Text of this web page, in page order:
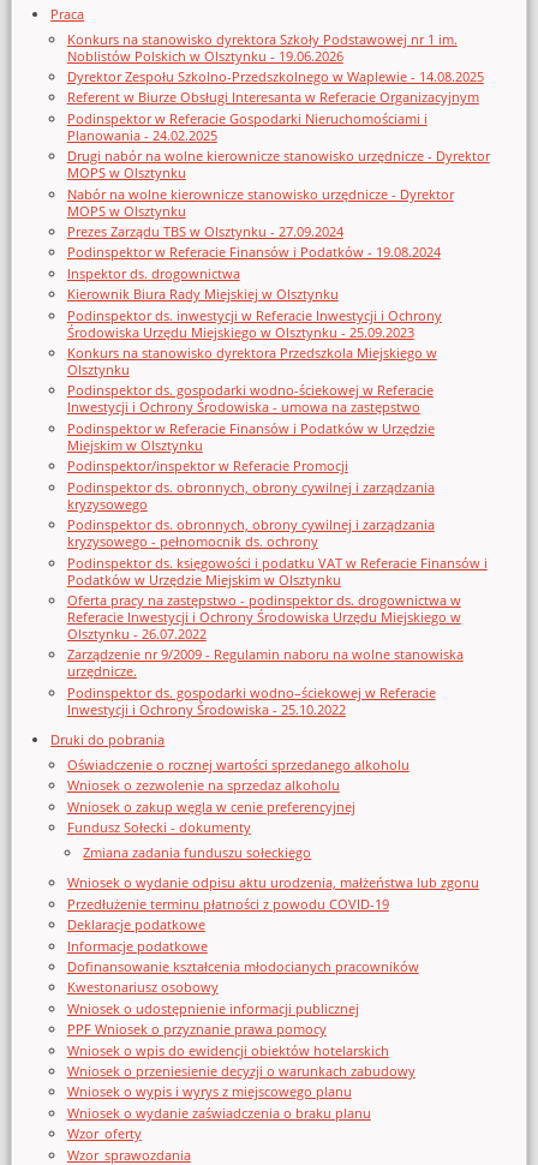
Praca
Konkurs na stanowisko dyrektora Szkoły Podstawowej nr 1 im.
Noblistów Polskich w Olsztynku - 19.06.2026
Dyrektor Zespołu Szkolno-Przedszkolnego w Waplewie - 14.08.2025
Referent w Biurze Obsługi Interesanta w Referacie Organizacyjnym
Podinspektor w Referacie Gospodarki Nieruchomościami i
Planowania - 24.02.2025
Drugi nabór na wolne kierownicze stanowisko urzędnicze - Dyrektor
MOPS w Olsztynku
Nabór na wolne kierownicze stanowisko urzędnicze - Dyrektor
MOPS w Olsztynku
Prezes Zarządu TBS w Olsztynku - 27.09.2024
Podinspektor w Referacie Finansów i Podatków - 19.08.2024
Inspektor ds. drogownictwa
Kierownik Biura Rady Miejskiej w Olsztynku
Podinspektor ds. inwestycji w Referacie Inwestycji i Ochrony
Środowiska Urzędu Miejskiego w Olsztynku - 25.09.2023
Konkurs na stanowisko dyrektora Przedszkola Miejskiego w
Olsztynku
Podinspektor ds. gospodarki wodno-ściekowej w Referacie
Inwestycji i Ochrony Środowiska - umowa na zastępstwo
Podinspektor w Referacie Finansów i Podatków w Urzędzie
Miejskim w Olsztynku
Podinspektor/inspektor w Referacie Promocji
Podinspektor ds. obronnych, obrony cywilnej i zarządzania
kryzysowego
Podinspektor ds. obronnych, obrony cywilnej i zarządzania
kryzysowego - pełnomocnik ds. ochrony
Podinspektor ds. księgowości i podatku VAT w Referacie Finansów i
Podatków w Urzędzie Miejskim w Olsztynku
Oferta pracy na zastępstwo - podinspektor ds. drogownictwa w
Referacie Inwestycji i Ochrony Środowiska Urzędu Miejskiego w
Olsztynku - 26.07.2022
Zarządzenie nr 9/2009 - Regulamin naboru na wolne stanowiska
urzędnicze.
Podinspektor ds. gospodarki wodno–ściekowej w Referacie
Inwestycji i Ochrony Środowiska - 25.10.2022
Druki do pobrania
Oświadczenie o rocznej wartości sprzedanego alkoholu
Wniosek o zezwolenie na sprzedaz alkoholu
Wniosek o zakup węgla w cenie preferencyjnej
Fundusz Sołecki - dokumenty
Zmiana zadania funduszu sołeckiego
Wniosek o wydanie odpisu aktu urodzenia, małżeństwa lub zgonu
Przedłużenie terminu płatności z powodu COVID-19
Deklaracje podatkowe
Informacje podatkowe
Dofinansowanie kształcenia młodocianych pracowników
Kwestonariusz osobowy
Wniosek o udostępnienie informacji publicznej
PPF Wniosek o przyznanie prawa pomocy
Wniosek o wpis do ewidencji obiektów hotelarskich
Wniosek o przeniesienie decyzji o warunkach zabudowy
Wniosek o wypis i wyrys z miejscowego planu
Wniosek o wydanie zaświadczenia o braku planu
Wzor_oferty
Wzor_sprawozdania